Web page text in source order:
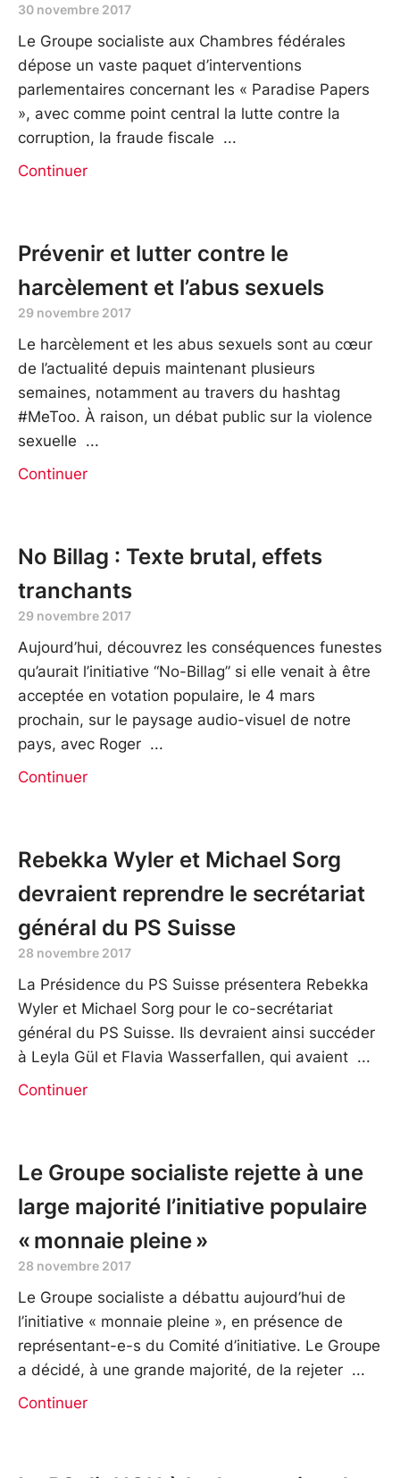
30 novembre 2017
Le Groupe socialiste aux Chambres fédérales
dépose un vaste paquet d’interventions
parlementaires concernant les « Paradise Papers
», avec comme point central la lutte contre la
corruption, la fraude fiscale
Continuer
Prévenir et lutter contre le
harcèlement et l’abus sexuels
29 novembre 2017
Le harcèlement et les abus sexuels sont au cœur
de l’actualité depuis maintenant plusieurs
semaines, notamment au travers du hashtag
#MeToo. À raison, un débat public sur la violence
sexuelle
Continuer
No Billag : Texte brutal, effets
tranchants
29 novembre 2017
Aujourd’hui, découvrez les conséquences funestes
qu’aurait l’initiative “No-Billag” si elle venait à être
acceptée en votation populaire, le 4 mars
prochain, sur le paysage audio-visuel de notre
pays, avec Roger
Continuer
Rebekka Wyler et Michael Sorg
devraient reprendre le secrétariat
général du PS Suisse
28 novembre 2017
La Présidence du PS Suisse présentera Rebekka
Wyler et Michael Sorg pour le co-secrétariat
général du PS Suisse. Ils devraient ainsi succéder
à Leyla Gül et Flavia Wasserfallen, qui avaient
Continuer
Le Groupe socialiste rejette à une
large majorité l’initiative populaire
« monnaie pleine »
28 novembre 2017
Le Groupe socialiste a débattu aujourd’hui de
l’initiative « monnaie pleine », en présence de
représentant-e-s du Comité d’initiative. Le Groupe
a décidé, à une grande majorité, de la rejeter
Continuer